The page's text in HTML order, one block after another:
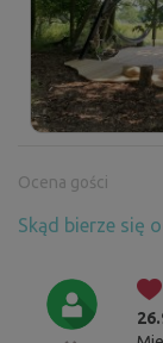
Ocena gości
Skąd bierze się